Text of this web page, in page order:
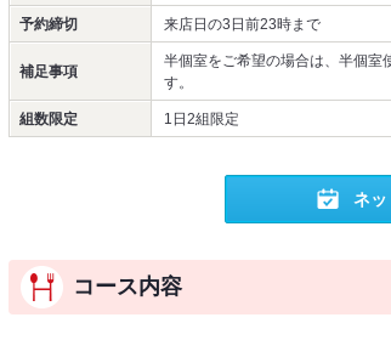
予約締切 来店日の3日前23時まで
補足事項
半個室をご希望の場合は、半個室
す。
組数限定 1日2組限定
ネッ
コース内容